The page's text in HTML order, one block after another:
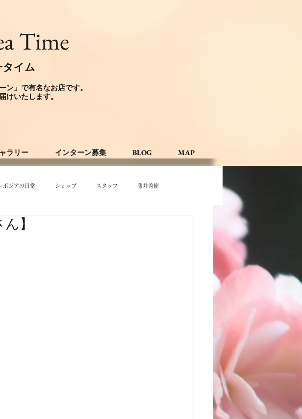
Time
タイム
ン」で有名なお店です。
けいたします。
ラリー インターン募集 BLOG MAP
ボジアの日常 ショップ スタッフ 藤井秀樹
】